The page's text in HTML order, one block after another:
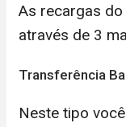
As recargas
através de 3
Transferência
Neste tipo